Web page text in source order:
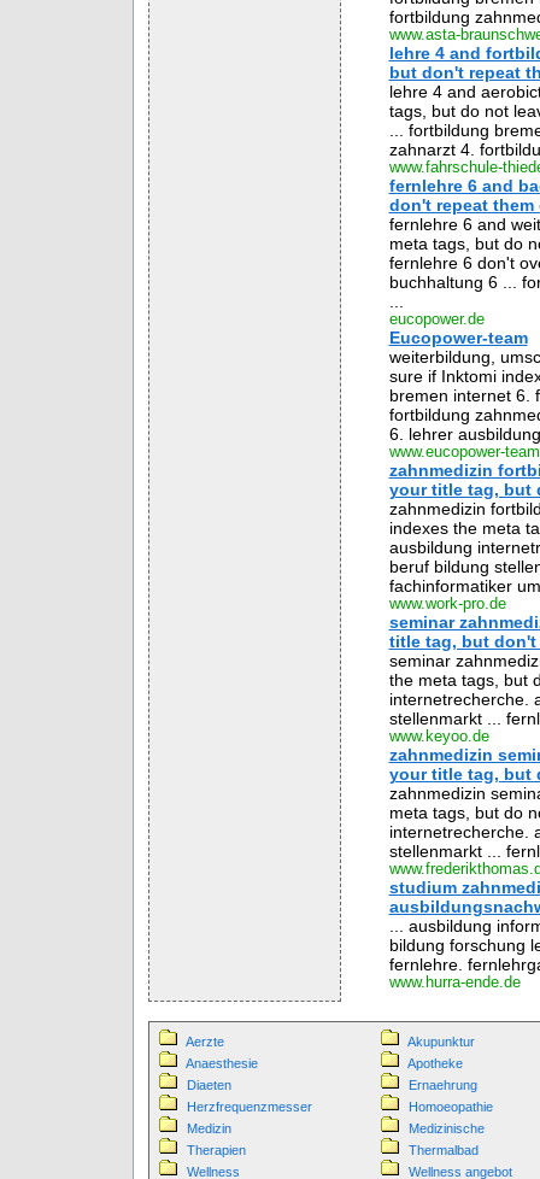
fortbildung
www.asta-
lehre 4 and
but don't repeat
lehre 4 and
tags, but do not
... fortbildung
zahnarzt 4.
www.fahrschule-
fernlehre 6 and
don't repeat them
fernlehre 6 and
meta tags, but do
fernlehre 6 don't
buchhaltung 6 ...
eucopower.de
Eucopower-team
weiterbildung,
sure if Inktomi
bremen internet 6.
fortbildung
6. lehrer
www.eucopower-
zahnmedizin
your title tag, but
zahnmedizin
indexes the meta
ausbildung
beruf bildung
fachinformatiker
www.work-pro.de
seminar
title tag, but don't
seminar
the meta tags, but
internetrecherche.
stellenmarkt ...
www.keyoo.de
zahnmedizin
your title tag, but
zahnmedizin
meta tags, but do
internetrecherche.
stellenmarkt ...
studium
... ausbildung
bildung forschung
fernlehre.
www.hurra-ende.de
Aerzte
Akupunktur
Anaesthesie
Apotheke
Diaeten
Ernaehrung
Herzfrequenzmesser
Homoeopathie
Medizin
Medizinische
Therapien
Thermalbad
Wellness
Wellness angebot